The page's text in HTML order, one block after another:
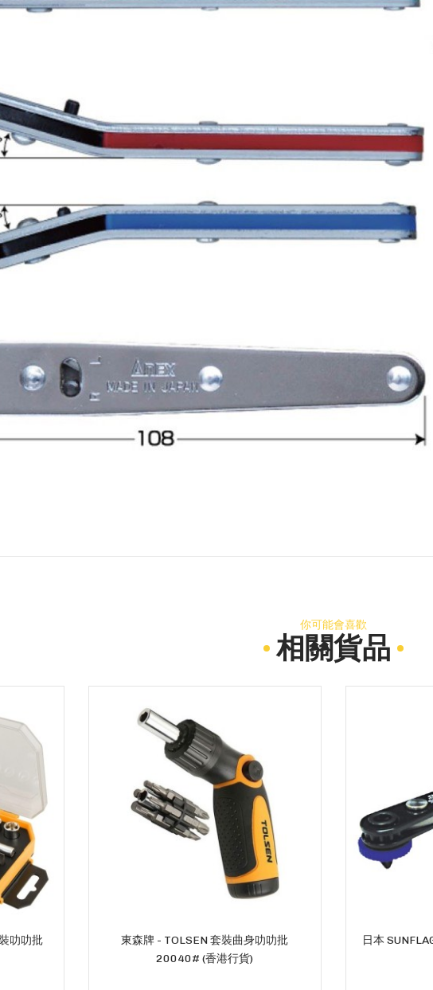
你可能會喜歡
相關貨品
叻叻批
東森牌 - TOLSEN 套裝曲身叻叻批
20040# (香港行貨)
日本